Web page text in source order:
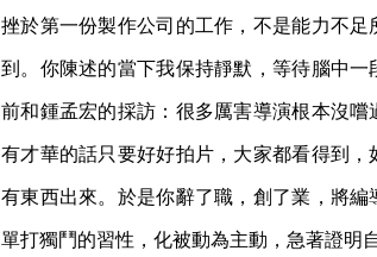
挫於第一份製作公司的工作，不是能力不
到。你陳述的當下我保持靜默，等待腦中
前和鍾孟宏的採訪：很多厲害導演根本沒
有才華的話只要好好拍片，大家都看得到
有東西出來。於是你辭了職，創了業，將
單打獨鬥的習性，化被動為主動，急著證明